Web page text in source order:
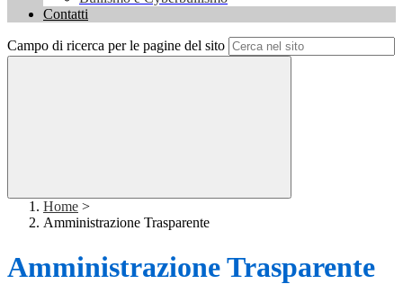
Contatti
Campo di ricerca per le pagine del sito
Home >
Amministrazione Trasparente
Amministrazione Trasparente